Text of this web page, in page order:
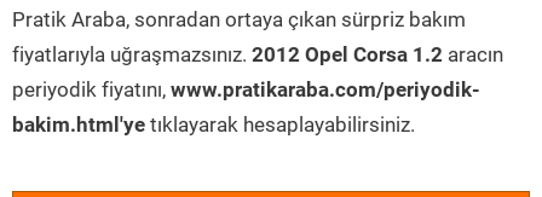
Pratik Araba, sonradan ortaya çıkan sürpriz bakım
fiyatlarıyla uğraşmazsınız. 2012 Opel Corsa 1.2 aracın
periyodik fiyatını, www.pratikaraba.com/periyodik-
bakim.html'ye tıklayarak hesaplayabilirsiniz.